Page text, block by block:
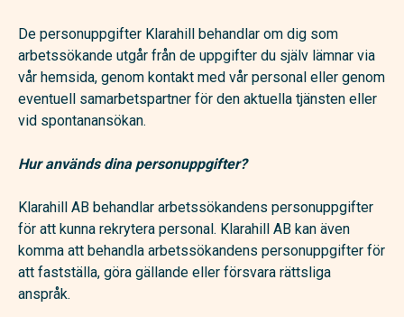
De personuppgifter Klarahill behandlar om dig som
arbetssökande utgår från de uppgifter du själv lämnar via
vår hemsida, genom kontakt med vår personal eller genom
eventuell samarbetspartner för den aktuella tjänsten eller
vid spontanansökan.
Hur används dina personuppgifter?
Klarahill AB behandlar arbetssökandens personuppgifter
för att kunna rekrytera personal. Klarahill AB kan även
komma att behandla arbetssökandens personuppgifter för
att fastställa, göra gällande eller försvara rättsliga
anspråk.